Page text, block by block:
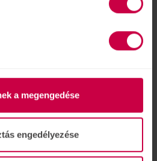
a megengedése
engedélyezése